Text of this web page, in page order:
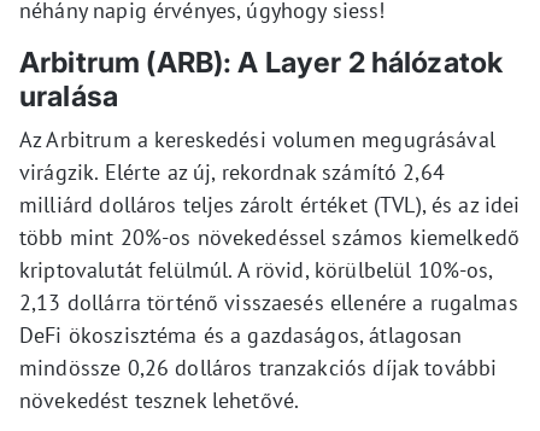
néhány napig érvényes, úgyhogy siess!
Arbitrum (ARB): A Layer 2 hálózatok
uralása
Az Arbitrum a kereskedési volumen megugrásával
virágzik. Elérte az új, rekordnak számító 2,64
milliárd dolláros teljes zárolt értéket (TVL), és az idei
több mint 20%-os növekedéssel számos kiemelkedő
kriptovalutát felülmúl. A rövid, körülbelül 10%-os,
2,13 dollárra történő visszaesés ellenére a rugalmas
DeFi ökoszisztéma és a gazdaságos, átlagosan
mindössze 0,26 dolláros tranzakciós díjak további
növekedést tesznek lehetővé.